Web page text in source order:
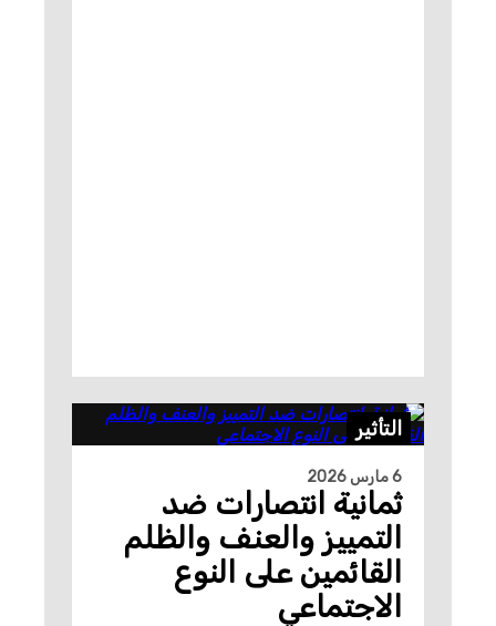
التأثير
6 مارس 2026
ثمانية انتصارات ضد
التمييز والعنف والظلم
القائمين على النوع
الاجتماعي